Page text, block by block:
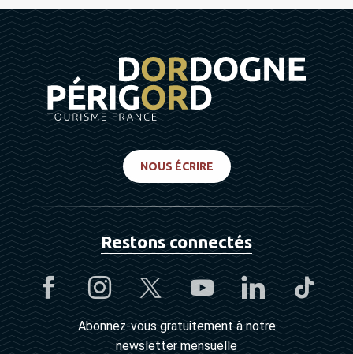
NOUS ÉCRIRE
Restons connectés
Abonnez-vous gratuitement à notre
newsletter mensuelle